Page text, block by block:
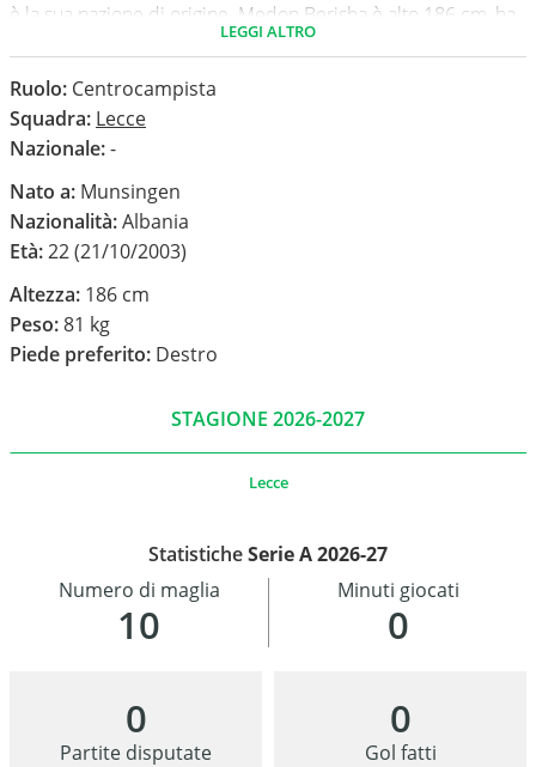
è la sua nazione di origine. Medon Berisha è alto 186 cm, ha
un peso medio di 81 kg. Il suo piede di calcio in via
In questa stagione ha disputato nel campionato Serie B 0
partite e non ha segnato nessun gol.
LEGGI ALTRO
Ruolo: Centrocampista
Squadra: Lecce
Nazionale:-
Nato a: Munsingen
Nazionalità:Albania
Età:22 (21/10/2003)
Altezza: 186 cm
Peso:81 kg
Piede preferito: Destro
STAGIONE 2026-2027
Lecce
StatisticheSerie A 2026-27
10
Numero di maglia
0
Minuti giocati
0
Partite disputate
0
Gol fatti